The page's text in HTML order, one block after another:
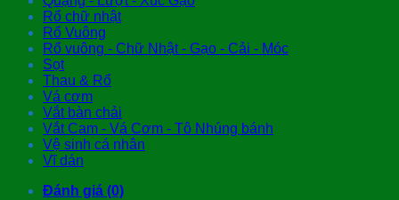
Rổ chữ nhật
Rổ Vuông
Rổ vuông - Chữ Nhật - Gạo - Cải - Móc
Sọt
Thau & Rổ
Vá cơm
Vắt bàn chải
Vắt Cam - Vá Cơm - Tô Nhúng bánh
Vệ sinh cá nhân
Vĩ dán
Đánh giá (0)